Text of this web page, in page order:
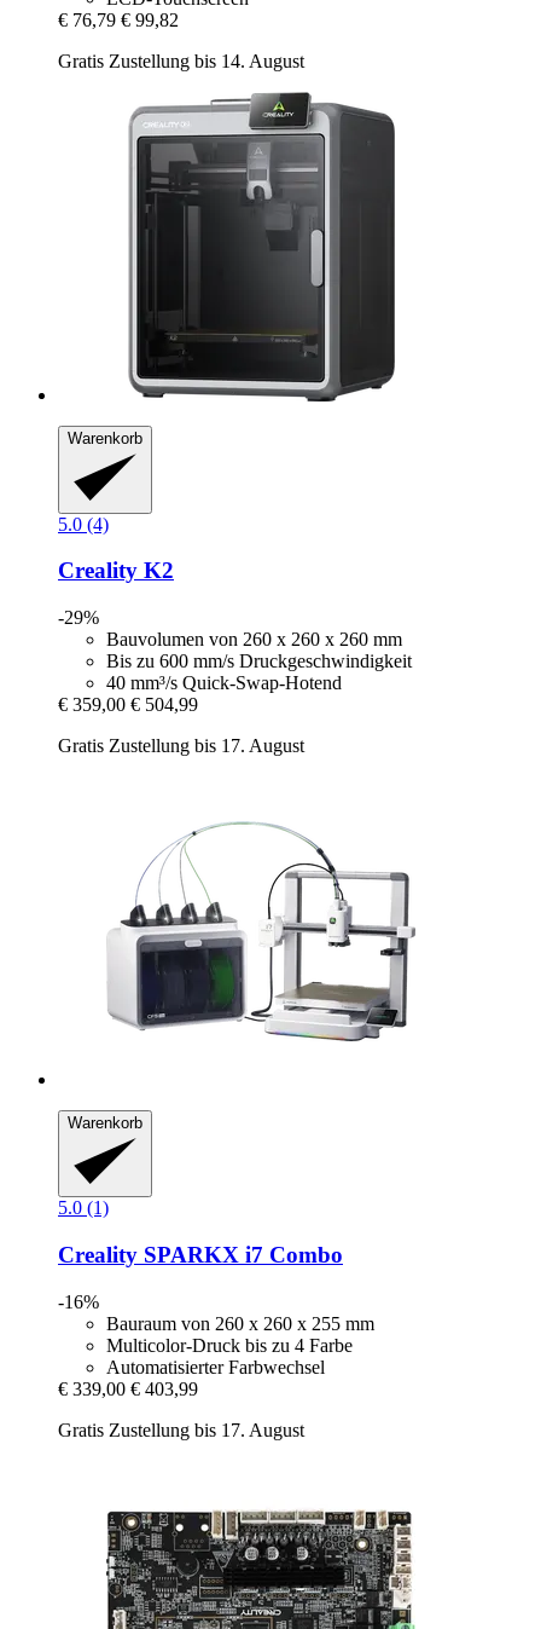
€ 76,79 € 99,82
Gratis Zustellung bis 14. August
Warenkorb
5.0 (4)
Creality K2
-29%
Bauvolumen von 260 x 260 x 260 mm
Bis zu 600 mm/s Druckgeschwindigkeit
40 mm³/s Quick-Swap-Hotend
€ 359,00 € 504,99
Gratis Zustellung bis 17. August
Warenkorb
5.0 (1)
Creality SPARKX i7 Combo
-16%
Bauraum von 260 x 260 x 255 mm
Multicolor-Druck bis zu 4 Farbe
Automatisierter Farbwechsel
€ 339,00 € 403,99
Gratis Zustellung bis 17. August